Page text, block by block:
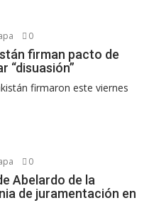
0
firman pacto de
“disuasión”
firmaron este viernes
0
Abelardo de la
de juramentación en